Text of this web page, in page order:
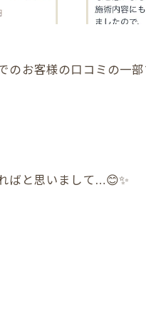
のお客様の口コミの一
ばと思いまして…😊✨